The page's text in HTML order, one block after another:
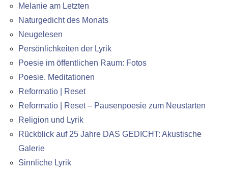
Melanie am Letzten
Naturgedicht des Monats
Neugelesen
Persönlichkeiten der Lyrik
Poesie im öffentlichen Raum: Fotos
Poesie. Meditationen
Reformatio | Reset
Reformatio | Reset – Pausenpoesie zum Neustarten
Religion und Lyrik
Rückblick auf 25 Jahre DAS GEDICHT: Akustische
Galerie
Sinnliche Lyrik